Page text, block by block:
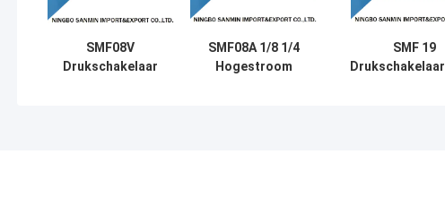
SMF08V
Drukschakelaar
SMF08A 1/8 1/4
Hogestroom
SMF 19
Drukschakelaar